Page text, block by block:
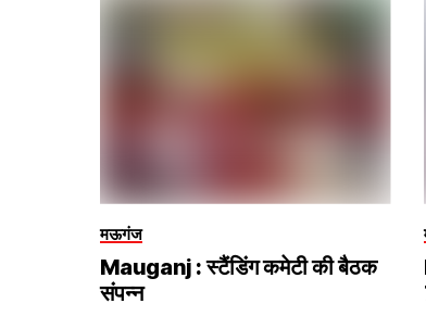
मऊगंज
Mauganj : स्टैंडिंग कमेटी की बैठक
संपन्न